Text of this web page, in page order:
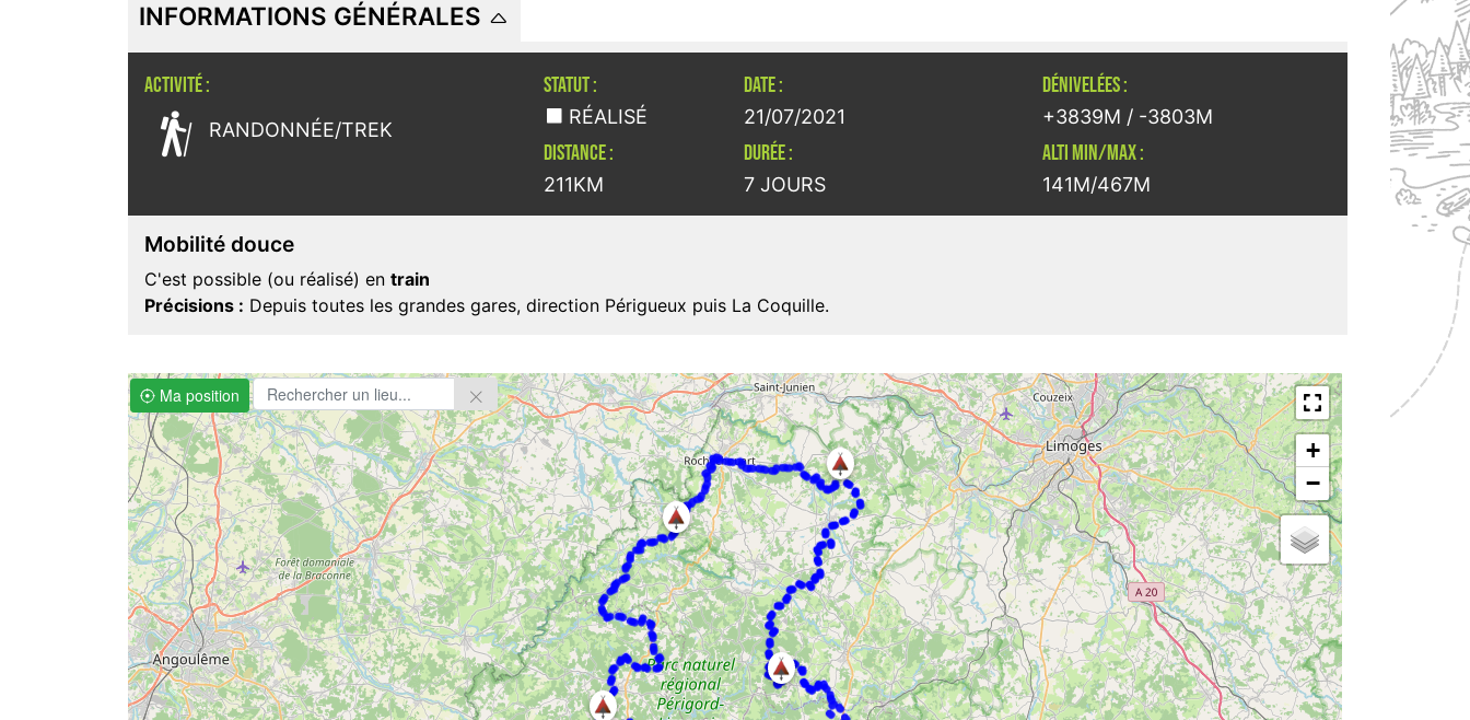
INFORMATIONS GÉNÉRALES
ACTIVITÉ :
 RANDONNÉE/TREK
STATUT :
RÉALISÉ
DISTANCE :
211KM
DATE :
21/07/2021
DURÉE :
7 JOURS
DÉNIVELÉES :
+3839M / -3803M
ALTI MIN/MAX :
141M/467M
Mobilité douce
C'est possible (ou réalisé) en train
Précisions : Depuis toutes les grandes gares, direction Périgueux puis La Coquille.
Ma position
+
−